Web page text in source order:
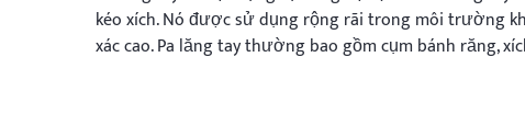
kéo xích. Nó được sử dụng rộng rãi trong môi trường
xác cao. Pa lăng tay thường bao gồm cụm bánh răng,